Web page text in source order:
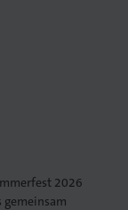
2026
gemeinsam